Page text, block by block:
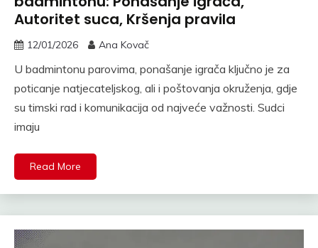
Autoritet suca, Kršenja pravila
12/01/2026 Ana Kovač
U badmintonu parovima, ponašanje igrača ključno je za
poticanje natjecateljskog, ali i poštovanja okruženja, gdje
su timski rad i komunikacija od najveće važnosti. Sudci
imaju
Read More